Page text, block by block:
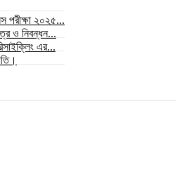
পরীক্ষা ২০২৫...
ও নিবন্ধন...
এর...